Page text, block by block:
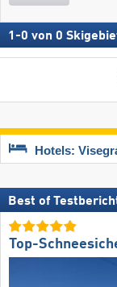
1 -0 von 0
Hotels:
Best of
Top-